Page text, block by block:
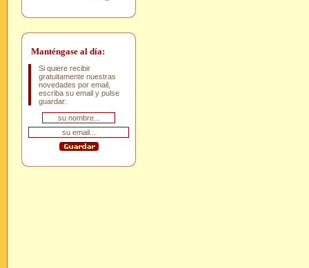
Manténgase al día:
Si quiere recibir
gratuitamente nuestras
novedades por email,
escriba su email y pulse
guardar: